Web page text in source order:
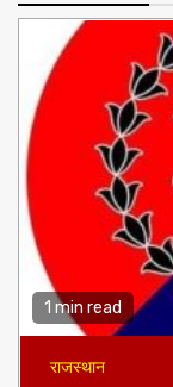
1 min read
राजस्थान